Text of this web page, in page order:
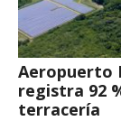
Aeropuerto
registra 92
terracería